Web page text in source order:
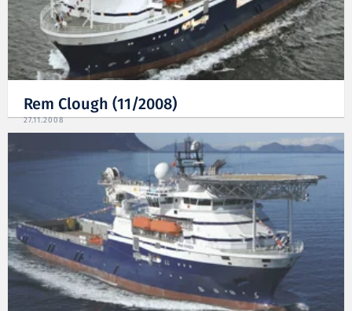
Rem Clough (11/2008)
27.11.2008